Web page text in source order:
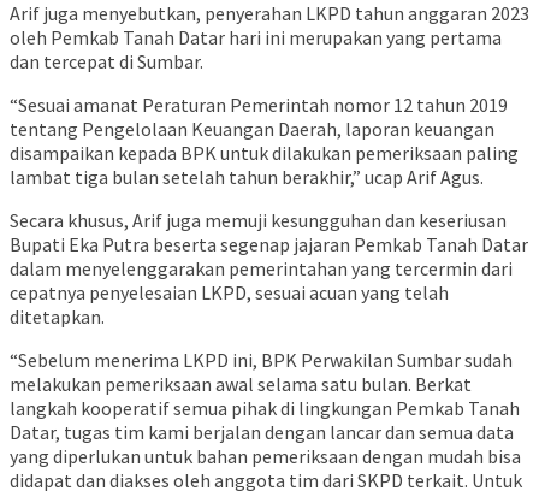
Arif juga menyebutkan, penyerahan LKPD tahun anggaran 2023
oleh Pemkab Tanah Datar hari ini merupakan yang pertama
dan tercepat di Sumbar.
“Sesuai amanat Peraturan Pemerintah nomor 12 tahun 2019
tentang Pengelolaan Keuangan Daerah, laporan keuangan
disampaikan kepada BPK untuk dilakukan pemeriksaan paling
lambat tiga bulan setelah tahun berakhir,” ucap Arif Agus.
Secara khusus, Arif juga memuji kesungguhan dan keseriusan
Bupati Eka Putra beserta segenap jajaran Pemkab Tanah Datar
dalam menyelenggarakan peme­rintahan yang tercermin dari
cepatnya penyelesai­an LKPD, sesuai acuan yang telah
ditetapkan.
“Sebelum menerima LKPD ini, BPK Perwakilan Sumbar sudah
melakukan pemeriksaan awal selama satu bulan. Berkat
langkah kooperatif semua pihak di lingkungan Pemkab Tanah
Datar, tugas tim kami berjalan dengan lancar dan semua data
yang diperlukan untuk bahan peme­riksaan dengan mudah bisa
didapat dan diakses oleh anggota tim dari SKPD terkait. Untuk